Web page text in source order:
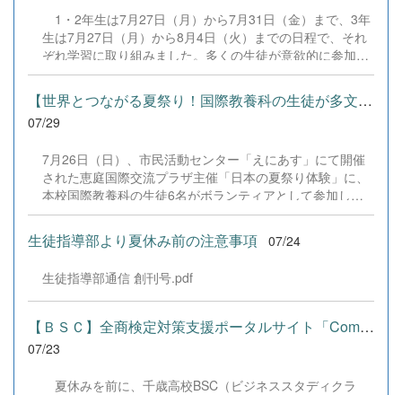
の全国大会出場にあたり、多大なるご支援・ご協力をいた
だきました企業の皆様、ならびに心温まるご寄付や温かい
ご声援を寄せてくださった地域の皆様方に、心より感謝申
し上げます。皆様からの温かいご支援が部員たちの大きな
励みとなり、全国の舞台で最高のパフォーマンスと演技を
届けることができました。今回の経験を糧に、さらに表現
力に磨きをかけ、今後も活動してまいります。引き続き、
本校演劇部への変わらぬご声援をよろしくお願いいたしま
す。 &nbsp;
1・2年生は7月27日（月）から7月31日（金）まで、3年
生は7月27日（月）から8月4日（火）までの日程で、それ
ぞれ学習に取り組みました。多くの生徒が意欲的に参加
し、これまでの学習内容の復習や発展的な内容、受験に向
けた学習などに真剣に取り組む姿が見られました。夏期講
習で身に付けた学習習慣や知識を、今後の学校生活や学習
に生かし、一人一人がさらなる成長につなげてくれること
【世界とつながる夏祭り！国際教養科の生徒が多文化共生ボランテ...
07/29
7月26日（日）、市民活動センター「えにあす」にて開催
された恵庭国際交流プラザ主催「日本の夏祭り体験」に、
本校国際教養科の生徒6名がボランティアとして参加しま
した！ 会場にはウクライナ、ネパール、アフガニスタンな
ど多国籍な参加者が集まり、ヨーヨー釣りや綿あめ、盆踊
りなどを満喫。浴衣姿でイベントを彩った1年生や、経験
葉や国境を超えて笑顔で交流を深めました。 主催者の方か
らは、「国籍や年齢を問わず笑顔で寄り添い、自分で考え
て動く姿が素晴らしい。異文化理解のマインドが自然と身
についている」と、賞賛の声をいただきました！ 教室の中
だけでなく、地域や世界という広いフィールドで本領を発
生徒指導部より夏休み前の注意事項 07/24
生徒指導部通信 創刊号.pdf
【ＢＳＣ】全商検定対策支援ポータルサイト「Compath（コンパス）...
07/23
夏休みを前に、千歳高校BSC（ビジネススタディクラ